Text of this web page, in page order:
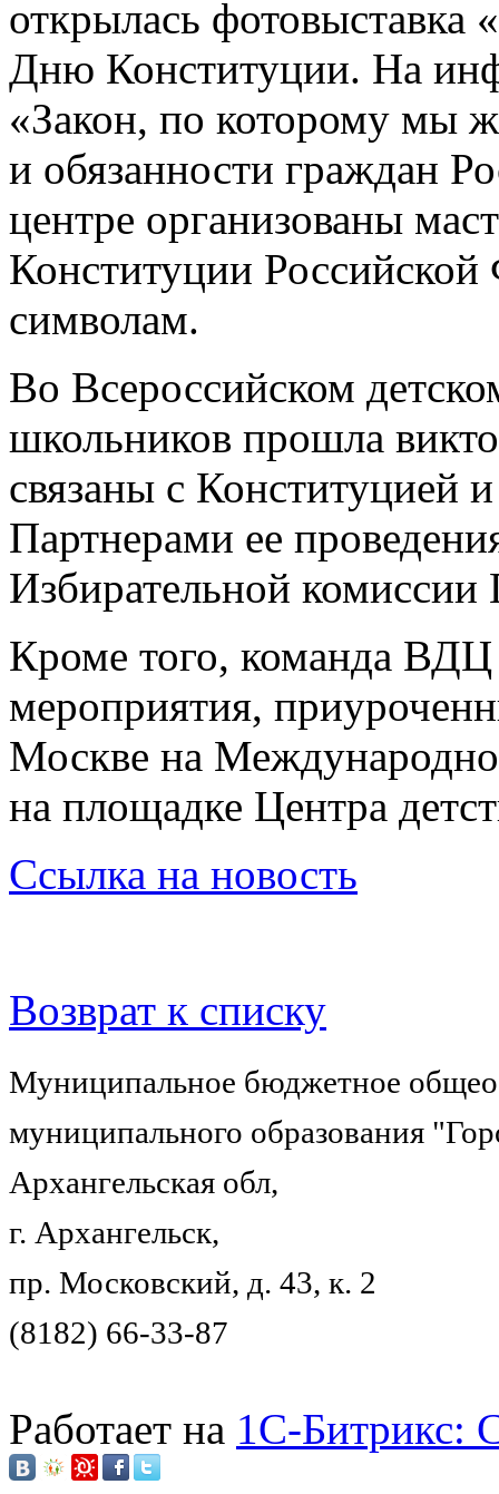
открылась фотовыставка
Дню Конституции. На
«Закон, по которому мы
и обязанности граждан
центре организованы
Конституции
символам.
Во Всероссийском
школьников прошла
связаны с Конституцией
Партнерами ее
Избирательной комиссии
Кроме того, команда
мероприятия,
Москве на
на площадке Центра
Ссылка на новость
Возврат к списку
Муниципальное бюджетное
муниципального образования
Архангельская обл,
г. Архангельск,
пр. Московский, д. 43, к. 2
(8182) 66-33-87
Работает на 1C-Битрикс: